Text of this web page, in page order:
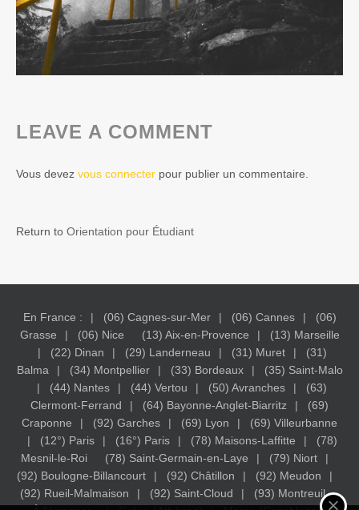
LEAVE A COMMENT
Vous devez vous connecter pour publier un commentaire.
Return to Orientation pour Étudiant
En France : (06) Cagnes-sur-Mer (06) Cannes
(06)
Grasse
(06) Nice (13) Aix-en-Provence
(13) Marseille
(22) Dinan
(29) Landerneau (31) Muret
(31)
Balma
(34) Montpellier (33) Bordeaux
(35) Saint-Malo
(44) Nantes
(44) Vertou (50) Avranches
(63)
Clermont-Ferrand
(64) Bayonne-Anglet-Biarritz
(69)
Craponne
(92) Garches (69) Lyon
(69) Villeurbanne
(12°) Paris
(16°) Paris (78) Maisons-Laffitte
(78)
Mesnil-le-Roi
(78) Saint-Germain-en-Laye
(79) Niort
(92) Boulogne-Billancourt
(92) Châtillon
(92) Meudon
(92) Rueil-Malmaison
(92) Saint-Cloud
(93) Montreuil